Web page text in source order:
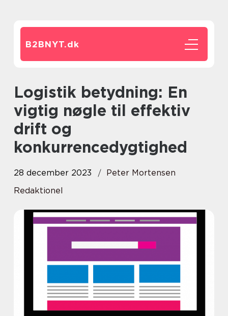
B2BNYT.dk
Logistik betydning: En
vigtig nøgle til effektiv
drift og
konkurrencedygtighed
28 december 2023
Peter Mortensen
Redaktionel